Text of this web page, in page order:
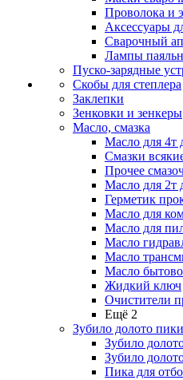
Проволока и
Аксессуары
Сварочный
Лампы
Пуско-зарядные
Скобы для степлера
Заклепки
Зенковки и зенкеры
Масло, смазка
Масло для 4т
Смазки
Прочее
Масло для 2т
Герметик
Масло для
Масло для
Масло
Масло
Масло
Жидкий ключ
Очистители
Ещё 2
Зубило долото пики
Зубило
Зубило
Пика для